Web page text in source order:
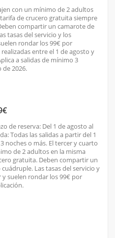
con un mínimo de 2 adultos
de crucero gratuita siempre
compartir un camarote de
tasas del servicio y los
rondar los 99€ por
entre el 1 de agosto y
a salidas de mínimo 3
de 2026.
de reserva: Del 1 de agosto al
Todas las salidas a partir del 1
noches o más. El tercer y cuarto
de 2 adultos en la misma
gratuita. Deben compartir un
Las tasas del servicio y
suelen rondar los 99€ por